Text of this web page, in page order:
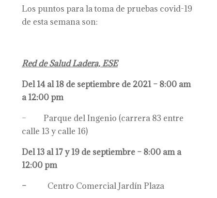
Los puntos para la toma de pruebas covid-19
de esta semana son:
Red de Salud Ladera, ESE
Del 14 al 18 de septiembre de 2021 – 8:00 am
a 12:00 pm
– Parque del Ingenio (carrera 83 entre
calle 13 y calle 16)
Del 13 al 17 y 19 de septiembre – 8:00 am a
12:00 pm
– Centro Comercial Jardín Plaza